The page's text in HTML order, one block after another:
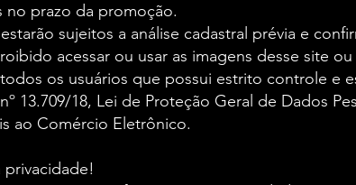
no prazo da promoção.
sujeitos a análise cadastral prévia e
acessar ou usar as imagens desse site
os usuários que possui estrito controle e
13.709/18, Lei de Proteção Geral de Dados
ao Comércio Eletrônico.
privacidade!